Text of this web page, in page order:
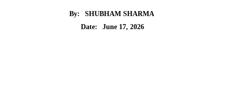
By:
SHUBHAM SHARMA
Date:
June 17, 2026